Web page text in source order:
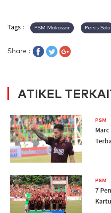
Tags : PSM Makassar Persis Solo
Share :
ATIKEL
PSM
PSM
7
Kartu